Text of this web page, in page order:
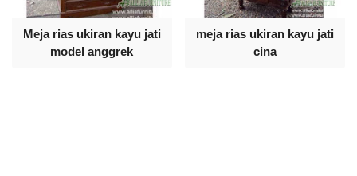
Meja rias ukiran kayu jati
model anggrek
meja rias ukiran kayu jati
cina